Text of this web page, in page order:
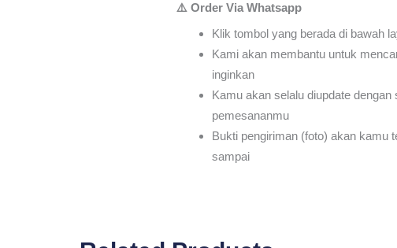
⚠️ Order Via Whatsapp
Klik tombol yang berada di bawah
Kami akan membantu untuk
inginkan
Kamu akan selalu diupdate dengan
pemesananmu
Bukti pengiriman (foto) akan kamu
sampai